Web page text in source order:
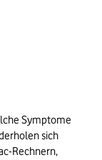
Symptome
sich
Rechnern,